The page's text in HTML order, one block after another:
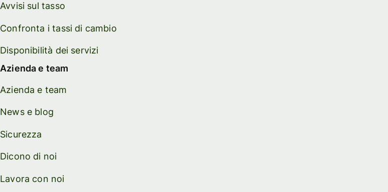
Avvisi sul tasso
Confronta i tassi di cambio
Disponibilità dei servizi
Azienda e team
Azienda e team
News e blog
Sicurezza
Dicono di noi
Lavora con noi